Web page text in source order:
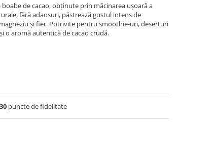
de cacao, obținute prin măcinarea ușoară a
fără adaosuri, păstrează gustul intens de
și fier. Potrivite pentru smoothie-uri, deserturi
o aromă autentică de cacao crudă.
30 puncte de fidelitate